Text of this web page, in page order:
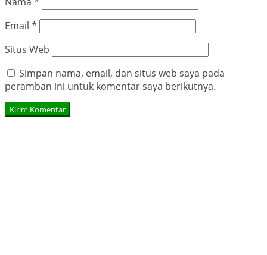
Email *
Situs Web
Simpan nama, email, dan situs web saya pada
peramban ini untuk komentar saya berikutnya.